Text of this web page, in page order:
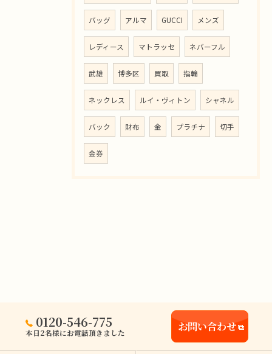
バッグ アルマ GUCCI メンズ
レディース マトラッセ ネバーフル
武雄 博多区 買取 指輪
ネックレス ルイ・ヴィトン シャネル
バック 財布 金 プラチナ 切手
金券
0120-546-775
本日2名様にお電話頂きました お問い合わせ